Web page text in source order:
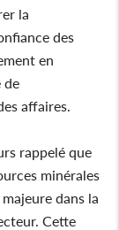
la
des
en
de
affaires.
rappelé que
minérales
dans la
Cette